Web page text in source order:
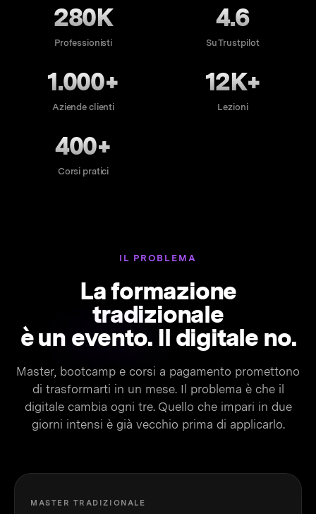
280K
Professionisti
4.6
Su Trustpilot
1.000+
Aziende clienti
12K+
Lezioni
400+
Corsi pratici
IL PROBLEMA
La formazione
tradizionale
è un evento.Il digitale no.
Master, bootcamp e corsi a pagamento promettono
di trasformarti in un mese. Il problema è che il
digitale cambia ogni tre. Quello che impari in due
giorni intensi è già vecchio prima di applicarlo.
MASTER TRADIZIONALE